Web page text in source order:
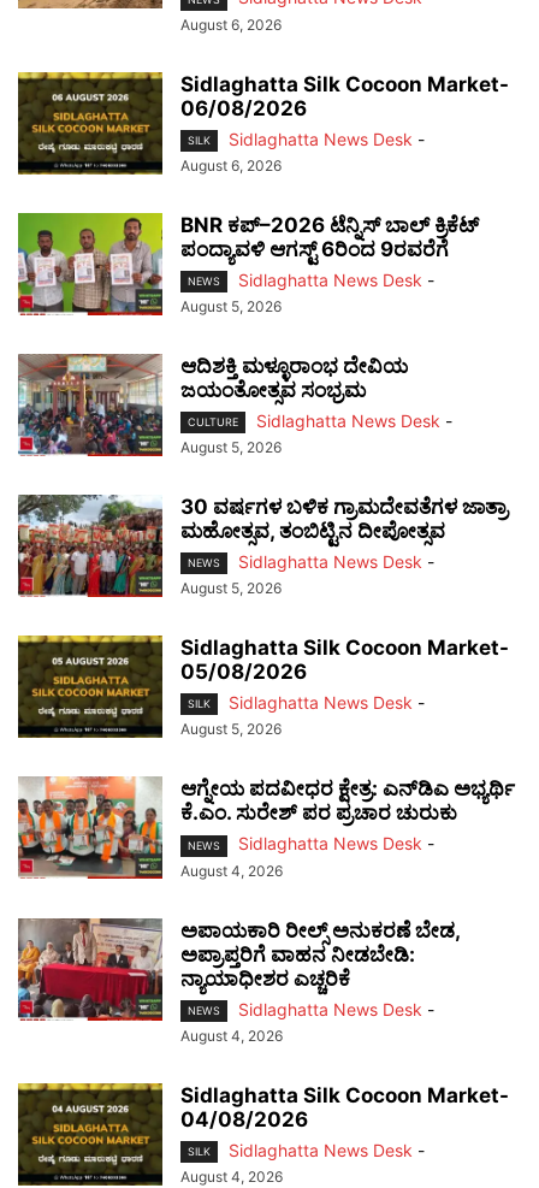
August 6, 2026
Sidlaghatta Silk Cocoon Market-
06/08/2026
SILK Sidlaghatta News Desk -
August 6, 2026
BNR ಕಪ್–2026 ಟೆನ್ನಿಸ್ ಬಾಲ್ ಕ್ರಿಕೆಟ್
ಪಂದ್ಯಾವಳಿ ಆಗಸ್ಟ್ 6ರಿಂದ 9ರವರೆಗೆ
NEWS Sidlaghatta News Desk -
August 5, 2026
ಆದಿಶಕ್ತಿ ಮಳ್ಳೂರಾಂಭ ದೇವಿಯ
ಜಯಂತೋತ್ಸವ ಸಂಭ್ರಮ
CULTURE Sidlaghatta News Desk -
August 5, 2026
30 ವರ್ಷಗಳ ಬಳಿಕ ಗ್ರಾಮದೇವತೆಗಳ ಜಾತ್ರಾ
ಮಹೋತ್ಸವ, ತಂಬಿಟ್ಟಿನ ದೀಪೋತ್ಸವ
NEWS Sidlaghatta News Desk -
August 5, 2026
Sidlaghatta Silk Cocoon Market-
05/08/2026
SILK Sidlaghatta News Desk -
August 5, 2026
ಆಗ್ನೇಯ ಪದವೀಧರ ಕ್ಷೇತ್ರ: ಎನ್‌ಡಿಎ ಅಭ್ಯರ್ಥಿ
ಕೆ.ಎಂ. ಸುರೇಶ್ ಪರ ಪ್ರಚಾರ ಚುರುಕು
NEWS Sidlaghatta News Desk -
August 4, 2026
ಅಪಾಯಕಾರಿ ರೀಲ್ಸ್ ಅನುಕರಣೆ ಬೇಡ,
ಅಪ್ರಾಪ್ತರಿಗೆ ವಾಹನ ನೀಡಬೇಡಿ:
ನ್ಯಾಯಾಧೀಶರ ಎಚ್ಚರಿಕೆ
NEWS Sidlaghatta News Desk -
August 4, 2026
Sidlaghatta Silk Cocoon Market-
04/08/2026
SILK Sidlaghatta News Desk -
August 4, 2026